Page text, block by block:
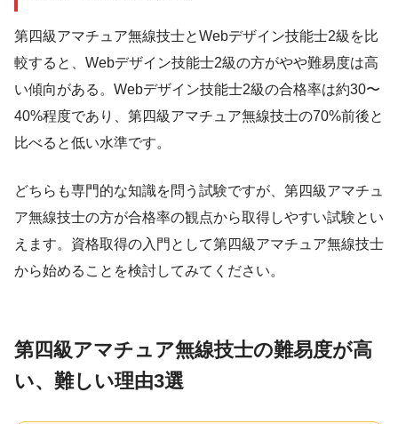
第四級アマチュア無線技士とWebデザイン技能士2級を比
較すると、Webデザイン技能士2級の方がやや難易度は高
い傾向がある。Webデザイン技能士2級の合格率は約30〜
40%程度であり、第四級アマチュア無線技士の70%前後と
比べると低い水準です。
どちらも専門的な知識を問う試験ですが、第四級アマチュ
ア無線技士の方が合格率の観点から取得しやすい試験とい
えます。資格取得の入門として第四級アマチュア無線技士
から始めることを検討してみてください。
第四級アマチュア無線技士の難易度が高
い、難しい理由3選